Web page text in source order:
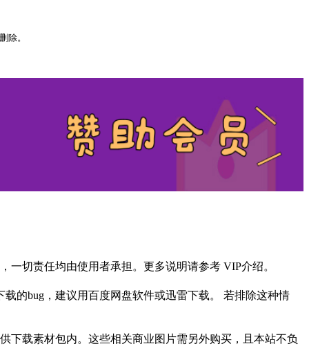
除。
切责任均由使用者承担。更多说明请参考 VIP介绍。
的bug，建议用百度网盘软件或迅雷下载。 若排除这种情
下载素材包内。这些相关商业图片需另外购买，且本站不负